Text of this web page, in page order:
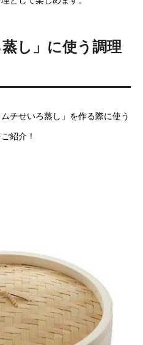
し」に使う調理
チせいろ蒸し」を作る際に使う
紹介！